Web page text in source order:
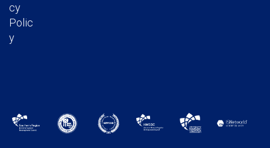
cy
Polic
y